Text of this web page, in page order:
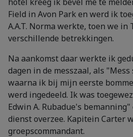
Field in Avon Park en werd ik
A.A.T. Norma werkte, toen we in
verschillende betrekkingen.
Na aankomst daar werkte ik
dagen in de messzaal, als
waarna ik bij mijn eerste
werd ingedeeld. Ik was
Edwin A. Rubadue's
dienst overzee. Kapitein Carter
groepscommandant.